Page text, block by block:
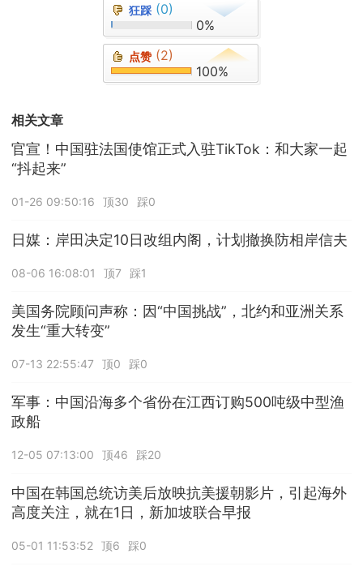
狂踩 (0)
0%
点赞 (2)
100%
相关文章
官宣！中国驻法国使馆正式入驻TikTok：和大家一起
“抖起来”
01-26 09:50:16 顶30 踩0
日媒：岸田决定10日改组内阁，计划撤换防相岸信夫
08-06 16:08:01 顶7 踩1
美国务院顾问声称：因“中国挑战”，北约和亚洲关系
发生“重大转变”
07-13 22:55:47 顶0 踩0
军事：中国沿海多个省份在江西订购500吨级中型渔
政船
12-05 07:13:00 顶46 踩20
中国在韩国总统访美后放映抗美援朝影片，引起海外
高度关注，就在1日，新加坡联合早报
05-01 11:53:52 顶6 踩0